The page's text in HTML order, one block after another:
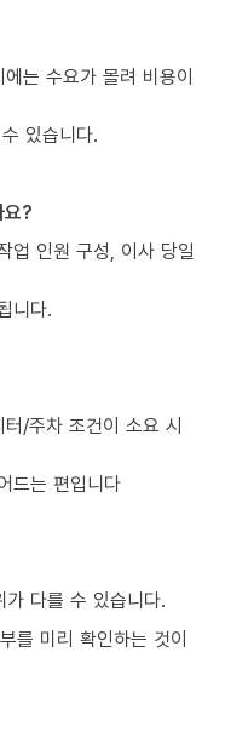
는 수요가 몰려 비용이
있습니다.
?
업 인원 구성, 이사 당일
니다.
/주차 조건이 소요 시
드는 편입니다
다를 수 있습니다.
를 미리 확인하는 것이